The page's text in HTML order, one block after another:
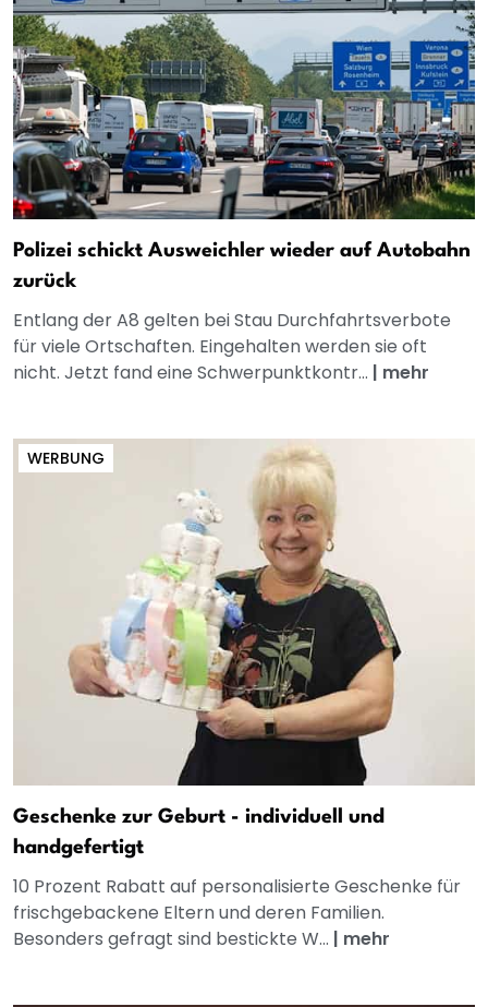
Polizei schickt Ausweichler wieder auf Autobahn
zurück
Entlang der A8 gelten bei Stau Durchfahrtsverbote
für viele Ortschaften. Eingehalten werden sie oft
nicht. Jetzt fand eine Schwerpunktkontr... | mehr
WERBUNG
Geschenke zur Geburt - individuell und
handgefertigt
10 Prozent Rabatt auf personalisierte Geschenke für
frischgebackene Eltern und deren Familien.
Besonders gefragt sind bestickte W... | mehr